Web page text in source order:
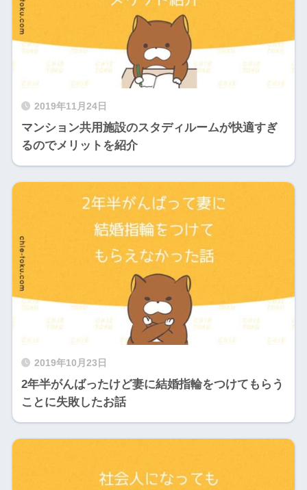
2019年11月24日
マンション共用施設のスタディルームが快適すぎ
るのでメリットを紹介
2019年10月23日
2年半がんばったけど妻に結婚指輪をつけてもらう
ことに失敗したお話